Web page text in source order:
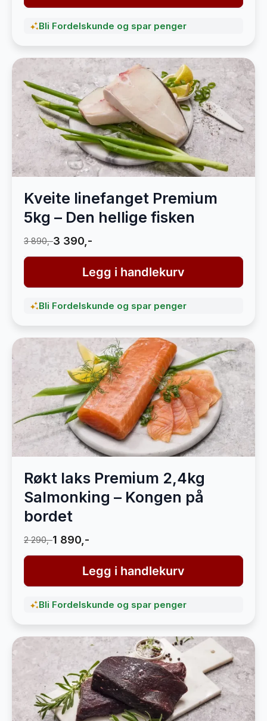
Bli Fordelskunde og spar penger
Kveite linefanget Premium
5kg – Den hellige fisken
3 890,-3 390,-
Legg i handlekurv
Bli Fordelskunde og spar penger
Røkt laks Premium 2,4kg
Salmonking – Kongen på
bordet
2 290,-1 890,-
Legg i handlekurv
Bli Fordelskunde og spar penger